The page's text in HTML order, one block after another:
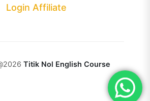
Login Affiliate
Titik Nol English Course